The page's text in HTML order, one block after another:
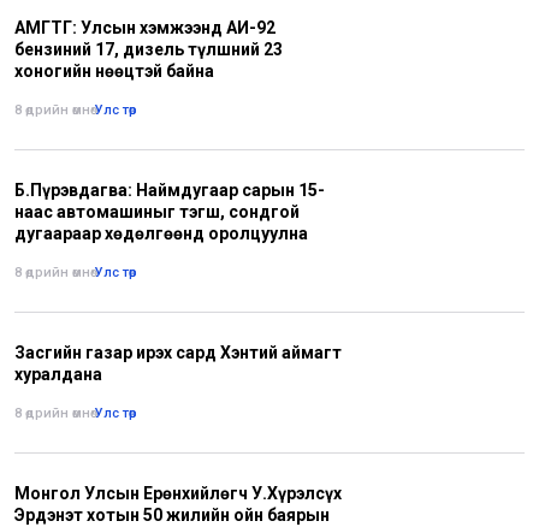
АМГТГ: Улсын хэмжээнд АИ-92
бензиний 17, дизель түлшний 23
хоногийн нөөцтэй байна
8 өдрийн өмнө•Улс төр
Б.Пүрэвдагва: Наймдугаар сарын 15-
наас автомашиныг тэгш, сондгой
дугаараар хөдөлгөөнд оролцуулна
8 өдрийн өмнө•Улс төр
Засгийн газар ирэх сард Хэнтий аймагт
хуралдана
8 өдрийн өмнө•Улс төр
Монгол Улсын Ерөнхийлөгч У.Хүрэлсүх
Эрдэнэт хотын 50 жилийн ойн баярын